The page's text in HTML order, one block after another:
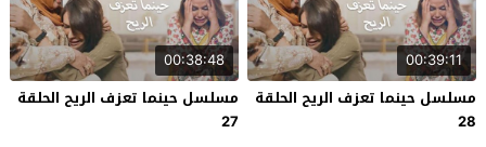
00:39:11
مسلسل حينما تعزف الريح الحلقة
28
00:38:48
مسلسل حينما تعزف الريح الحلقة
27